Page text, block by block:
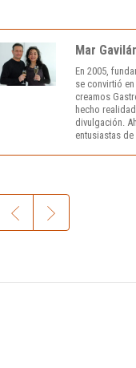
Mar
En 2005,
se convirtió
creamos
hecho
divulgación.
entusiastas de